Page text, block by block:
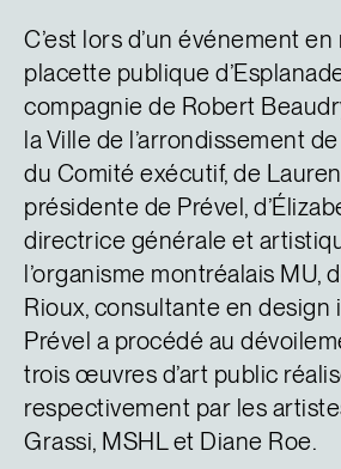
C’est lors d’un événement
placette publique
compagnie de Robert
la Ville de l’arrondissement
du Comité exécutif, de
présidente de Prével,
directrice générale et
l’organisme montréalais MU,
Rioux, consultante en design
Prével a procédé au
trois œuvres d’art public
respectivement par les
Grassi, MSHL et Diane Roe.